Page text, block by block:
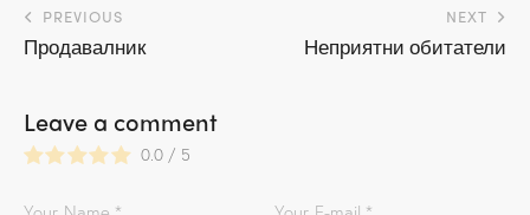
Навигация
PREVIOUS
Продавалник
NEXT
Неприятни обитатели
Leave a comment
0.0 / 5